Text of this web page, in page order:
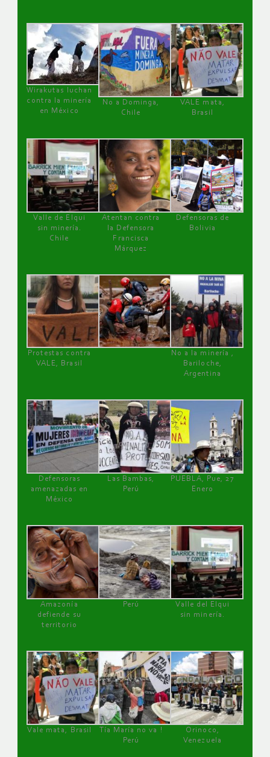
Wirakutas luchan
contra la minería
en México
No a Dominga,
Chile
VALE mata,
Brasil
Valle de Elqui
sin minería.
Chile
Atentan contra
la Defensora
Francisca
Márquez
Defensoras de
Bolivia
Protestas contra
VALE, Brasil
No a la minería ,
Bariloche,
Argentina
Defensoras
amenazadas en
México
Las Bambas,
Perú
PUEBLA, Pue, 27
Enero
Amazonía
defiende su
territorio
Perú
Valle del Elqui
sin minería.
Vale mata, Brasil
Tía María no va !
Perú
Orinoco,
Venezuela